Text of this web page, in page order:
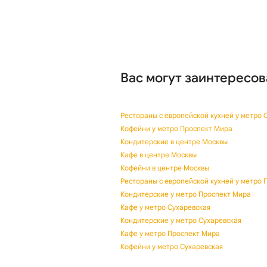
Вас могут
Рестораны с европейской кухней у метро
Кофейни у метро Проспект Мира
Кондитерские в центре Москвы
Кафе в центре Москвы
Кофейни в центре Москвы
Рестораны с европейской кухней у метро
Кондитерские у метро Проспект Мира
Кафе у метро Сухаревская
Кондитерские у метро Сухаревская
Кафе у метро Проспект Мира
Кофейни у метро Сухаревская